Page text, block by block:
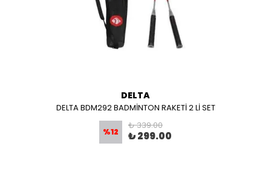
DELTA
DELTA BDM292 BADMİNTON RAKETİ 2 Lİ SET
%12
₺ 339.00
₺ 299.00